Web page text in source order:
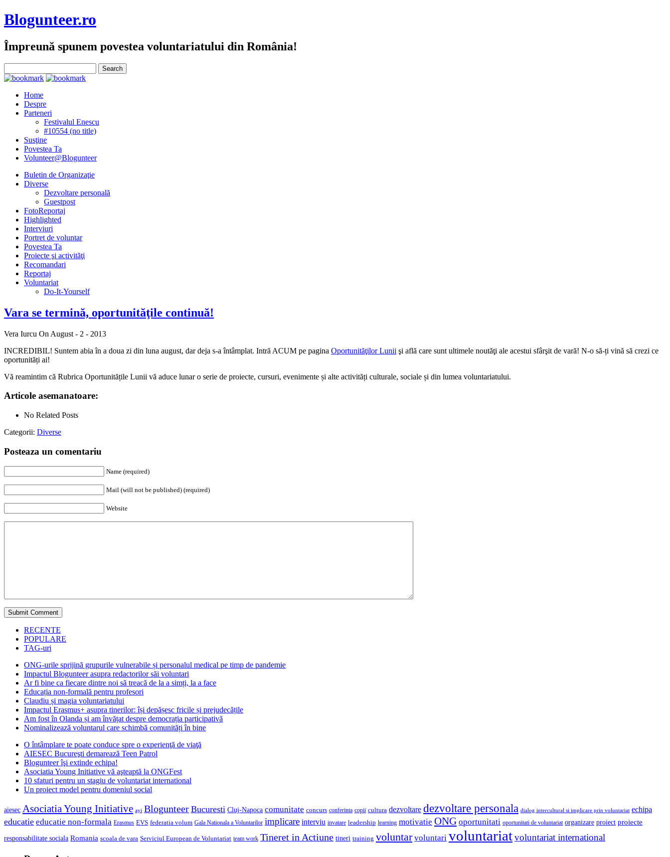
Blogunteer.ro
Împreună spunem povestea voluntariatului din România!
Home
Despre
Parteneri
Festivalul Enescu
#10554 (no title)
Susţine
Povestea Ta
Volunteer@Blogunteer
Buletin de Organizaţie
Diverse
Dezvoltare personală
Guestpost
FotoReportaj
Highlighted
Interviuri
Portret de voluntar
Povestea Ta
Proiecte şi activităţi
Recomandari
Reportaj
Voluntariat
Do-It-Yourself
Vara se termină, oportunităţile continuă!
Vera Iurcu On August - 2 - 2013
INCREDIBIL! Suntem abia în a doua zi din luna august, dar deja s-a întâmplat. Intră ACUM pe pagina Oportunităţilor Lunii şi află care sunt ultimele noutăţi ale acestui sfârşit de vară! N-o să-ți vină să crezi ce
oportunități ai!
Vă reamintim că Rubrica Oportunitățile Lunii vă aduce lunar o serie de proiecte, cursuri, evenimente și alte activități culturale, sociale și din lumea voluntariatului.
Articole asemanatoare:
No Related Posts
Categorii: Diverse
Posteaza un comentariu
Name (required)
Mail (will not be published) (required)
Website
RECENTE
POPULARE
TAG-uri
ONG-urile sprijină grupurile vulnerabile și personalul medical pe timp de pandemie
Impactul Blogunteer asupra redactorilor săi voluntari
Ar fi bine ca fiecare dintre noi să treacă de la a simți, la a face
Educația non-formală pentru profesori
Claudiu și magia voluntariatului
Impactul Erasmus+ asupra tinerilor: își depășesc fricile și prejudecățile
Am fost în Olanda și am învățat despre democrația participativă
Nominalizează voluntarul care schimbă comunități în bine
O întâmplare te poate conduce spre o experienţă de viaţă
AIESEC Bucureşti demarează Teen Patrol
Blogunteer îşi extinde echipa!
Asociatia Young Initiative vă aşteaptă la ONGFest
10 sfaturi pentru un stagiu de voluntariat international
Un proiect model pentru domeniul social
aiesec Asociatia Young Initiative ayi Blogunteer Bucuresti Cluj-Napoca comunitate concurs conferinta copii cultura dezvoltare dezvoltare personala dialog intercultural si implicare prin voluntariat echipa
educatie educatie non-formala Erasmus EVS federatia volum Gala Nationala a Voluntarilor implicare interviu invatare leadership learning motivatie ONG oportunitati oportunitati de voluntariat organizare proiect proiecte
responsabilitate sociala Romania scoala de vara Serviciul European de Voluntariat team work Tineret in Actiune tineri training voluntar voluntari voluntariatvoluntariat international